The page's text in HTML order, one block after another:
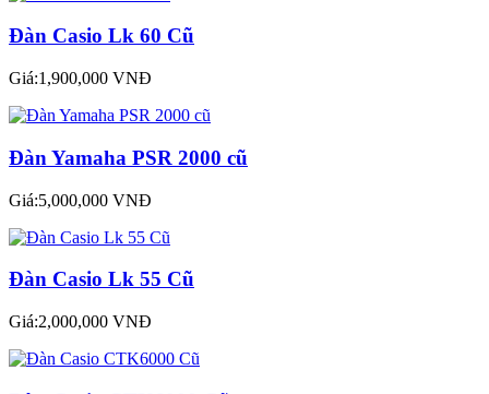
Đàn Casio Lk 60 Cũ
Giá:1,900,000 VNĐ
Đàn Yamaha PSR 2000 cũ
Giá:5,000,000 VNĐ
Đàn Casio Lk 55 Cũ
Giá:2,000,000 VNĐ